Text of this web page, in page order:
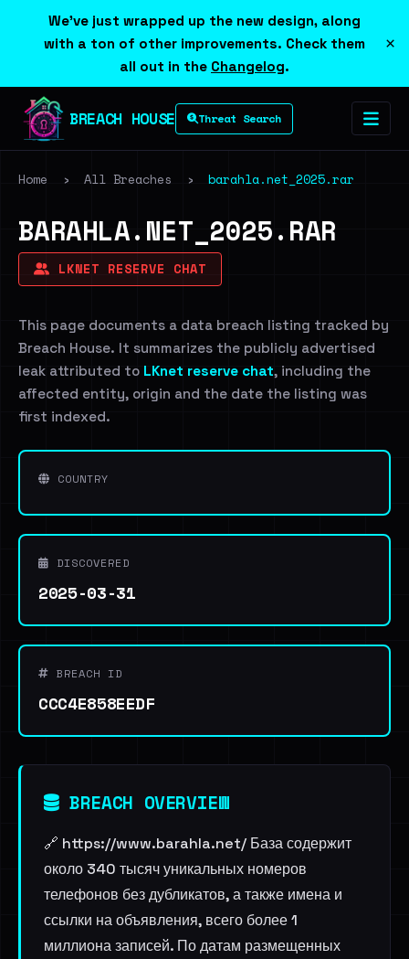
We've just wrapped up the new design, along
with a ton of other improvements. Check them
all out in the Changelog.
×
BREACH HOUSE Threat Search
Home › All Breaches › barahla.net_2025.rar
BARAHLA.NET_2025.RAR
LKNET RESERVE CHAT
This page documents a data breach listing tracked by
Breach House. It summarizes the publicly advertised
leak attributed to LKnet reserve chat, including the
affected entity, origin and the date the listing was
first indexed.
COUNTRY
DISCOVERED
2025-03-31
BREACH ID
CCC4E858EEDF
BREACH OVERVIEW
🔗 https://www.barahla.net/ База содержит
около 340 тысяч уникальных номеров
телефонов без дубликатов, а также имена и
ссылки на объявления, всего более 1
миллиона записей. По датам размещенных